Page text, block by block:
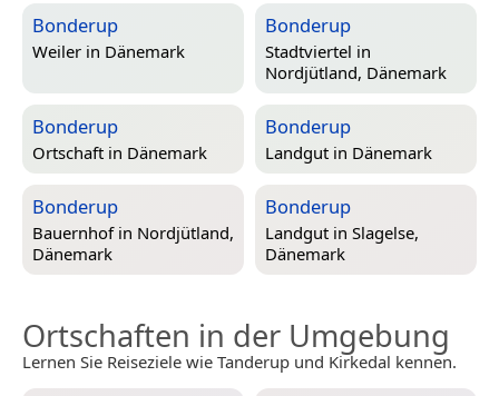
Bonderup
Weiler in Dänemark
Bonderup
Stadtviertel in
Nordjütland, Dänemark
Bonderup
Ortschaft in Dänemark
Bonderup
Landgut in Dänemark
Bonderup
Bauernhof in Nordjütland,
Dänemark
Bonderup
Landgut in Slagelse,
Dänemark
Ortschaften in der Umgebung
Lernen Sie Reiseziele wie Tanderup und Kirkedal kennen.